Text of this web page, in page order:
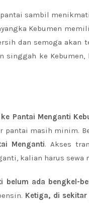
sambil
Kebumen
dan semoga akan
ke
Pantai Menganti
masih minim.
Menganti. Akses
kalian harus sewa
belum ada bengkel-
Ketiga, di